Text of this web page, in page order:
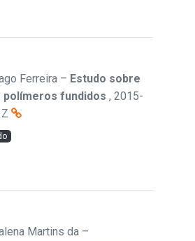
Ferreira – Estudo sobre
fundidos , 2015-
Martins da –